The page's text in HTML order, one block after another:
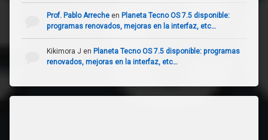
Prof. Pablo Arrecheen Planeta Tecno OS 7.5 disponible:
programas renovados, mejoras en la interfaz, etc…
Kikimora J en Planeta Tecno OS 7.5 disponible: programas
renovados, mejoras en la interfaz, etc…